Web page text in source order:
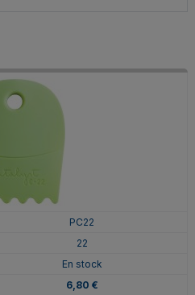
PC22
22
En stock
6,80 €